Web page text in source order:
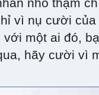
vì nụ cười
một ai đó,
hãy cười vì